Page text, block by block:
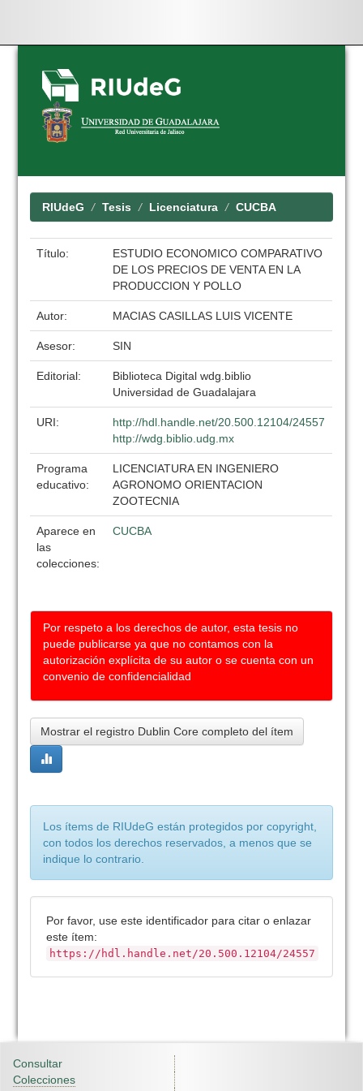
Skip
navigation
RIUdeG Tesis Licenciatura CUCBA
Título:
ESTUDIO ECONOMICO COMPARATIVO
DE LOS PRECIOS DE VENTA EN LA
PRODUCCION Y POLLO
Autor: MACIAS CASILLAS LUIS VICENTE
Asesor: SIN
Editorial:
Biblioteca Digital wdg.biblio
Universidad de Guadalajara
URI:
http://hdl.handle.net/20.500.12104/24557
http://wdg.biblio.udg.mx
Programa
educativo:
LICENCIATURA EN INGENIERO
AGRONOMO ORIENTACION
ZOOTECNIA
Aparece en
las
colecciones:
CUCBA
Por respeto a los derechos de autor, esta tesis no
puede publicarse ya que no contamos con la
autorización explícita de su autor o se cuenta con un
convenio de confidencialidad
Mostrar el registro Dublin Core completo del ítem
Los ítems de RIUdeG están protegidos por copyright,
con todos los derechos reservados, a menos que se
indique lo contrario.
Por favor, use este identificador para citar o enlazar
este ítem:
https://hdl.handle.net/20.500.12104/24557
Consultar
Colecciones